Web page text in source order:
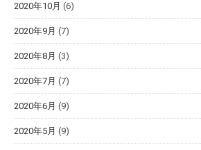
2020年10月 (6)
2020年9月 (7)
2020年8月 (3)
2020年7月 (7)
2020年6月 (9)
2020年5月 (9)